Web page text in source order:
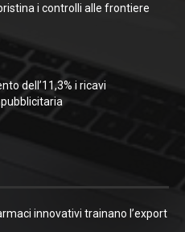
i controlli alle frontiere
dell’11,3% i ricavi
innovativi trainano l’export